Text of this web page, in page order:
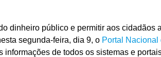
dinheiro público e permitir aos
segunda-feira, dia 9, o Portal
informações de todos os sistemas e